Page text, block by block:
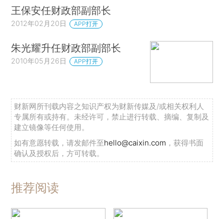
王保安任财政部副部长
2012年02月20日 APP打开
朱光耀升任财政部副部长
2010年05月26日 APP打开
财新网所刊载内容之知识产权为财新传媒及/或相关权利人
专属所有或持有。未经许可，禁止进行转载、摘编、复制及
建立镜像等任何使用。
如有意愿转载，请发邮件至hello@caixin.com ，获得书面
确认及授权后，方可转载。
推荐阅读